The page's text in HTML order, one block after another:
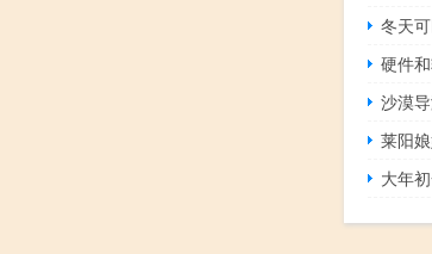
冬天
硬件
沙漠
莱阳
大年